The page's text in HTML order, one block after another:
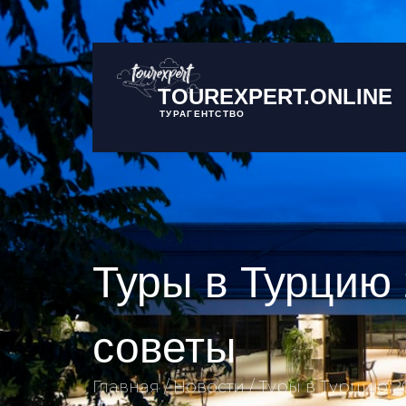
TOUREXPERT.ONLINE
ТУРАГЕНТСТВО
Туры в
советы
Главная Новости Туры в Турцию